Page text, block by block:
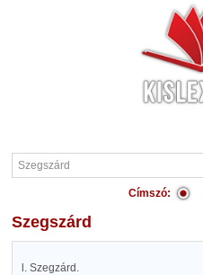
Címszó:
Szegszárd
l. Szegzárd.